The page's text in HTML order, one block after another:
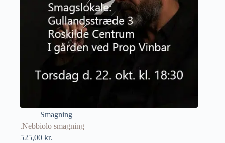
Smagning
.Nebbiolo smagning
525,00 kr.